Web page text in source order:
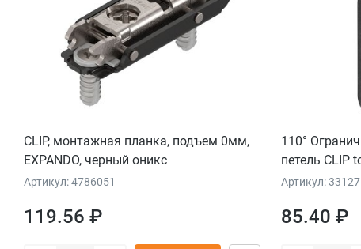
CLIP, монтажная планка, подъем 0мм,
EXPANDO, черный оникс
Артикул: 4786051
119.56 ₽
110°
петель CLIP
Артикул:
85.40 ₽